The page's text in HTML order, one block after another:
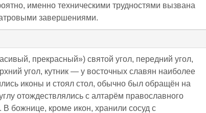
именно техническими трудностями вызвана
завершениями.
прекрасный») святой угол, передний угол,
угол, кутник — у восточных славян наиболее
иконы и стоял стол, обычно был обращён на
отождествлялись с алтарём православного
божнице, кроме икон, хранили сосуд с